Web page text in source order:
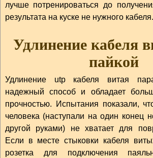
лучше потренироваться до
результата на куске не нужного кабеля.
Удлинение кабеля
пайкой
Удлинение utp кабеля витая
надежный способ и обладает
прочностью. Испытания показали,
человека (наступали на один конец
другой руками) не хватает для
Если в месте стыковки кабеля
розетка для подключения